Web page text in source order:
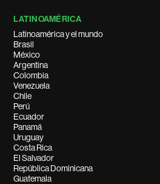
LATINOAMÉRICA
Latinoamérica y el mundo
Brasil
México
Argentina
Colombia
Venezuela
Chile
Perú
Ecuador
Panamá
Uruguay
Costa Rica
El Salvador
República Dominicana
Guatemala